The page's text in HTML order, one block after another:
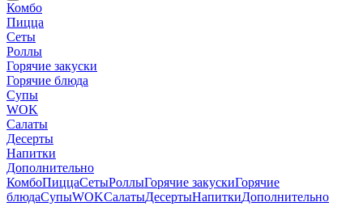
Комбо
Пицца
Сеты
Роллы
Горячие закуски
Горячие блюда
Супы
WOK
Салаты
Десерты
Напитки
Дополнительно
КомбоПиццаСетыРоллыГорячие закускиГорячие
блюдаСупыWOKСалатыДесертыНапиткиДополнительно